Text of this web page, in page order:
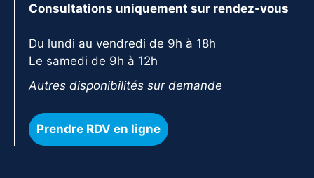
Consultations uniquement sur rendez-vous
Du lundi au vendredi de 9h à 18h
Le samedi de 9h à 12h
Autres disponibilités sur demande
Prendre RDV en ligne